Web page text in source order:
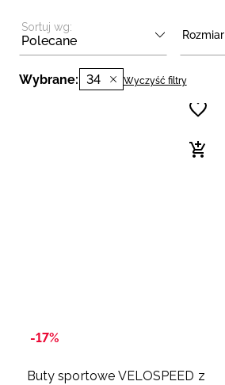
Sortuj wg:
Polecane Rozmiar
Wybrane: 34 Wyczyść filtry
-17%
Buty sportowe VELOSPEED z